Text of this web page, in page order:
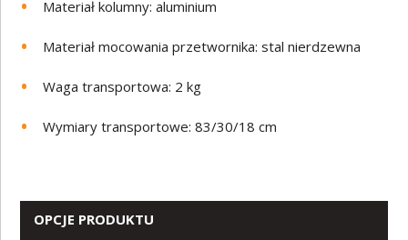
Materiał kolumny:aluminium
Materiał mocowania przetwornika: stal nierdzewna
Waga transportowa: 2 kg
Wymiary transportowe: 83/30/18 cm
OPCJE PRODUKTU